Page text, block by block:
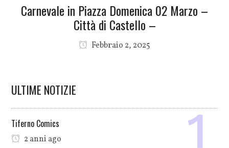
Carnevale in Piazza Domenica 02 Marzo –
Città di Castello –
Febbraio 2, 2025
ULTIME NOTIZIE
Tiferno Comics
2 anni ago